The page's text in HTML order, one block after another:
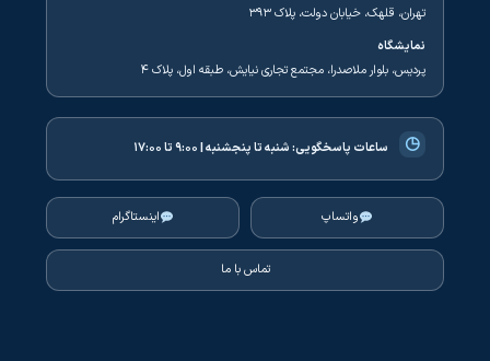
تهران، قلهک، خیابان دولت، پلاک ۳۹۳
نمایشگاه
پردیس، بلوار ملاصدرا، مجتمع تجاری نیایش، طبقه اول، پلاک ۴
◷ ساعات پاسخگویی:شنبه تا پنجشنبه | ۹:۰۰ تا ۱۷:۰۰
واتساپ اینستاگرام
تماس با ما